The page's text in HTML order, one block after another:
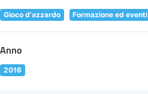
Gioco d'azzardo Formazione ed eventi
Anno
2016